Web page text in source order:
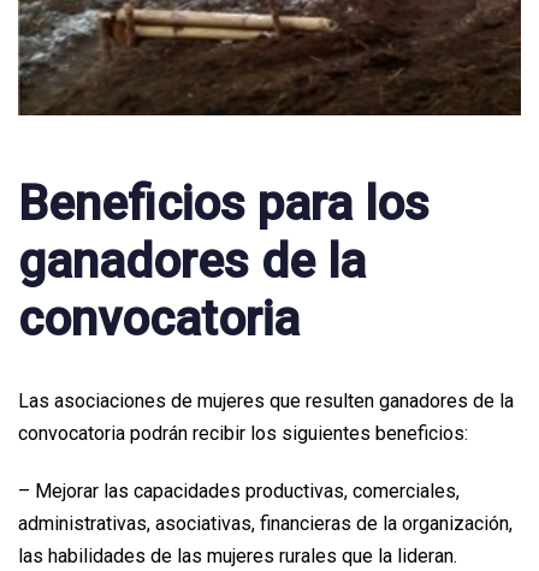
Beneficios para los
ganadores de la
convocatoria
Las asociaciones de mujeres que resulten ganadores de la
convocatoria podrán recibir los siguientes beneficios:
– Mejorar las capacidades productivas, comerciales,
administrativas, asociativas, financieras de la organización,
las habilidades de las mujeres rurales que la lideran.